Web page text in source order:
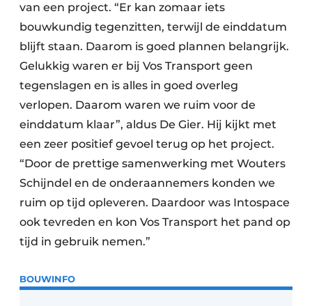
van een project. “Er kan zomaar iets
bouwkundig tegenzitten, terwijl de einddatum
blijft staan. Daarom is goed plannen belangrijk.
Gelukkig waren er bij Vos Transport geen
tegenslagen en is alles in goed overleg
verlopen. Daarom waren we ruim voor de
einddatum klaar”, aldus De Gier. Hij kijkt met
een zeer positief gevoel terug op het project.
“Door de prettige samenwerking met Wouters
Schijndel en de onderaannemers konden we
ruim op tijd opleveren. Daardoor was Intospace
ook tevreden en kon Vos Transport het pand op
tijd in gebruik nemen.”
BOUWINFO